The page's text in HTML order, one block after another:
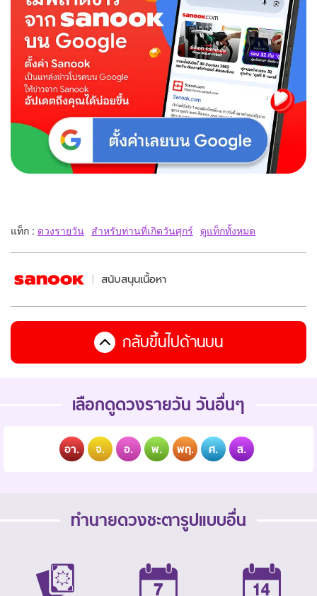
แท็ก : ดวงรายวัน สำหรับท่านที่เกิดวันศุกร์ ดูแท็กทั้งหมด
สนับสนุนเนื้อหา
กลับขึ้นไปด้านบน
เลือกดูดวงรายวัน วันอื่นๆ
อา. จ. อ. พ. พฤ. ศ. ส.
ทำนายดวงชะตารูปแบบอื่น